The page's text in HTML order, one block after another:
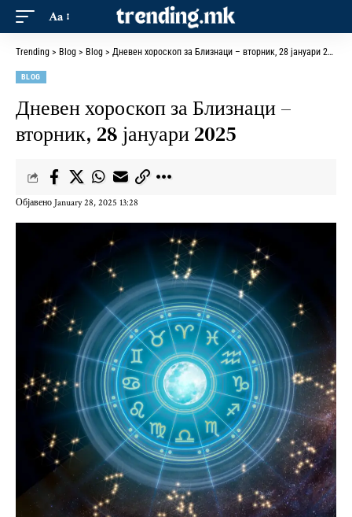
Aa
Trending > Blog > Blog > Дневен хороскоп за Близнаци – вторник, 28 јануари 2025
BLOG
Дневен хороскоп за Близнаци –
вторник, 28 јануари 2025
Објавено January 28, 2025 13:28